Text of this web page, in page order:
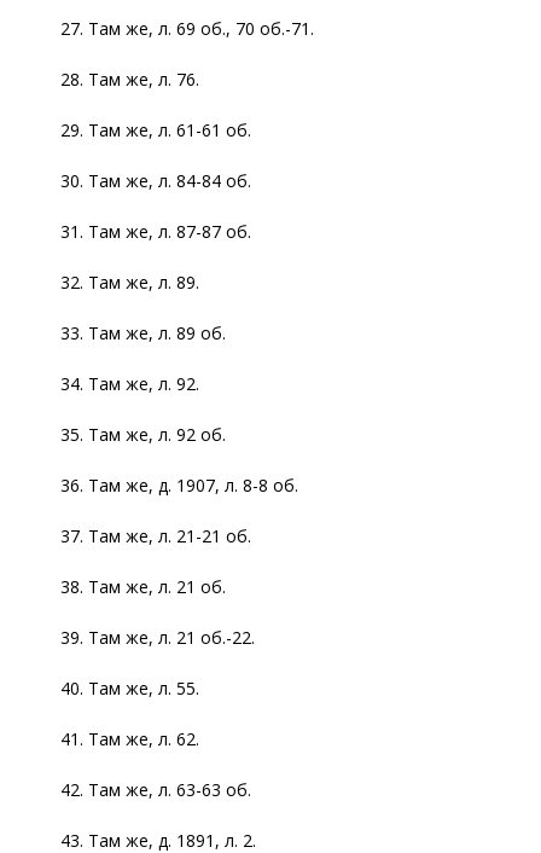
27. Там же, л. 69 об., 70 об.-71.
28. Там же, л. 76.
29. Там же, л. 61-61 об.
30. Там же, л. 84-84 об.
31. Там же, л. 87-87 об.
32. Там же, л. 89.
33. Там же, л. 89 об.
34. Там же, л. 92.
35. Там же, л. 92 об.
36. Там же, д. 1907, л. 8-8 об.
37. Там же, л. 21-21 об.
38. Там же, л. 21 об.
39. Там же, л. 21 об.-22.
40. Там же, л. 55.
41. Там же, л. 62.
42. Там же, л. 63-63 об.
43. Там же, д. 1891, л. 2.